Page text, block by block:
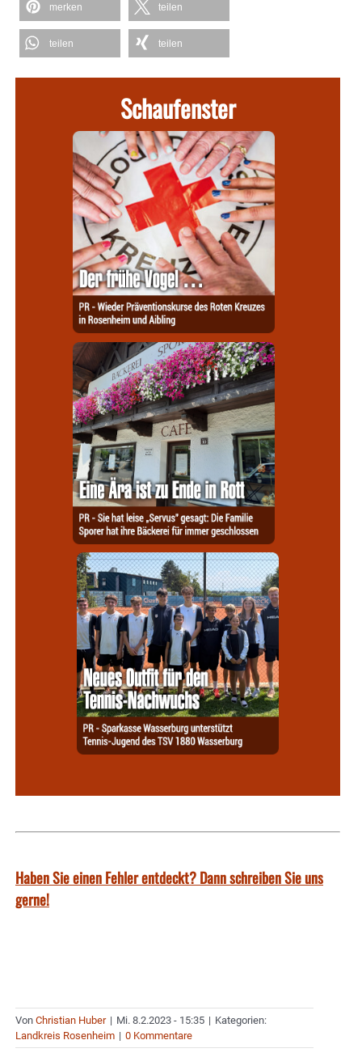
merken teilen
teilen teilen
Schaufenster
Haben Sie einen Fehler entdeckt? Dann schreiben Sie uns
gerne!
Von Christian Huber | Mi. 8.2.2023 - 15:35 | Kategorien:
Landkreis Rosenheim | 0 Kommentare